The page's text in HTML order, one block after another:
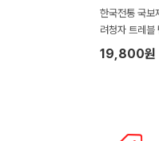
한국전통 국
려청자 트레
자기 머그 기프팅
19,800원